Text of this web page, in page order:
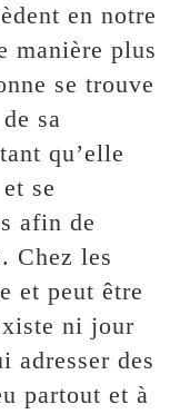
en notre
manière plus
se trouve
sa
qu’elle
se
afin de
Chez les
et peut être
ni jour
adresser des
partout et à